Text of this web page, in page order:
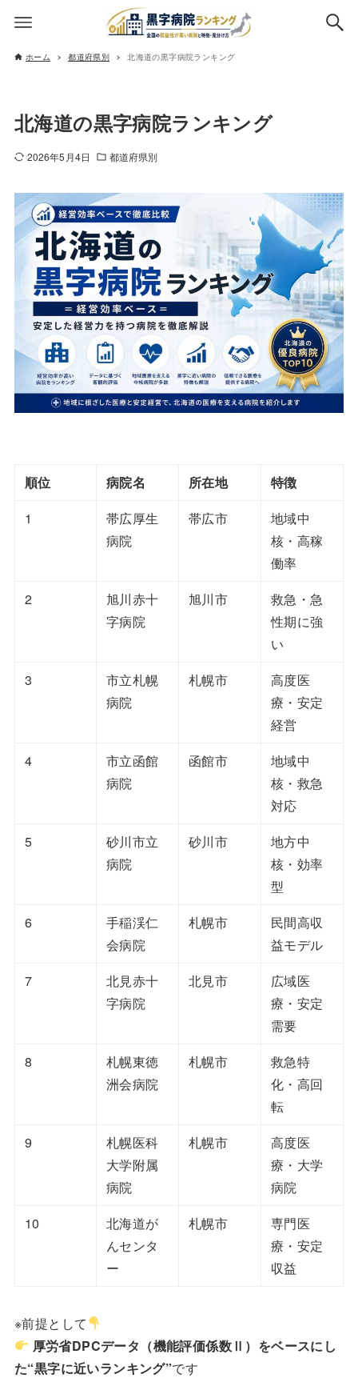
ホーム 都道府県別 北海道の黒字病院ランキング
北海道の黒字病院ランキング
2026年5月4日 都道府県別
順位 病院名 所在地
特徴
1
帯広厚生
病院
帯広市
地域中
核・高稼
働率
2
旭川赤十
字病院
旭川市
救急・急
性期に強
い
3
市立札幌
病院
札幌市
高度医
療・安定
経営
4
市立函館
病院
函館市
地域中
核・救急
対応
5
砂川市立
病院
砂川市
地方中
核・効率
型
6
手稲渓仁
会病院
札幌市
民間高収
益モデル
7
北見赤十
字病院
北見市
広域医
療・安定
需要
8
札幌東徳
洲会病院
札幌市
救急特
化・高回
転
9
札幌医科
大学附属
病院
札幌市
高度医
療・大学
病院
10
北海道が
んセンタ
ー
札幌市
専門医
療・安定
収益
※前提として
厚労省DPCデータ（機能評価係数Ⅱ）をベースにし
た“黒字に近いランキング”です